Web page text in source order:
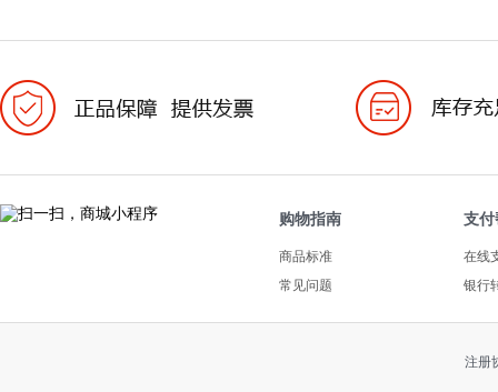
购物指南
商品标准
常见问题
支付
在线
银行
注册